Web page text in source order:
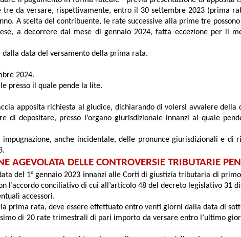
da versare, rispettivamente, entro il 30 settembre 2023 (prima
A scelta del contribuente, le rate successive alla prime tre
a decorrere dal mese di gennaio 2024, fatta eccezione per il
data del versamento della prima rata.
2024.
presso il quale pende la lite.
apposita richiesta al giudice, dichiarando di volersi avvalere della
depositare, presso l’organo giurisdizionale innanzi al quale
anche incidentale, delle pronunce giurisdizionali e di
AGEVOLATA DELLE CONTROVERSIE TRIBUTARIE
del 1° gennaio 2023 innanzi alle Corti di giustizia tributaria di
l’accordo conciliativo di cui all’articolo 48 del decreto legislativo 31
accessori.
prima rata, deve essere effettuato entro venti giorni dalla data di
di 20 rate trimestrali di pari importo da versare entro l’ultimo